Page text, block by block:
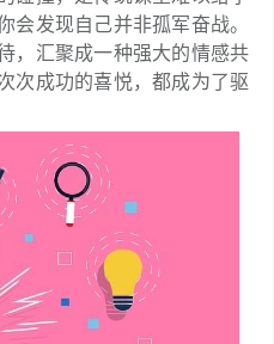
会发现自己并非孤军奋战。
，汇聚成一种强大的情感共
次成功的喜悦，都成为了驱